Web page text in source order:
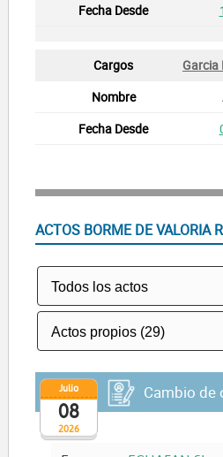
Garcia
ACTOS BORME DE VALORIA
2026
Julio
08
Cambio de